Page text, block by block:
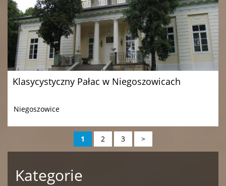
Klasycystyczny Pałac w Niegoszowicach
Niegoszowice
1 2 3 >
Kategorie